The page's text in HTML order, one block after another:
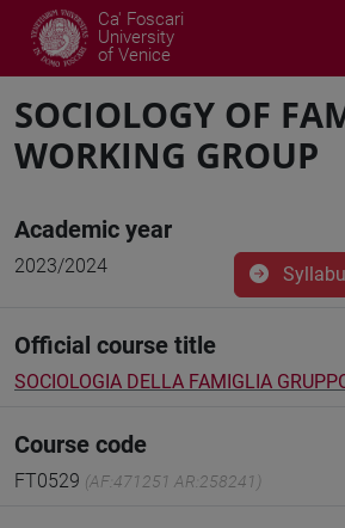
Ca' Foscari
University
of Venice
SOCIOLOGY OF
WORKING GROUP
Academic year
2023/2024
Official course title
SOCIOLOGIA DELLA FAMIGLIA
Course code
FT0529 (AF:471251 AR:258241)